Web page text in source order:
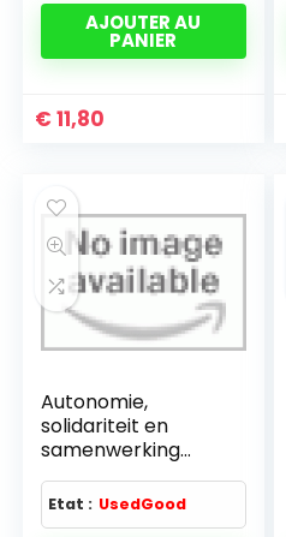
AJOUTER AU
PANIER
€ 11,80
Autonomie,
solidariteit en
samenwerking
colloque 6-7/11/00
reg. brux. cap.
Etat : UsedGood